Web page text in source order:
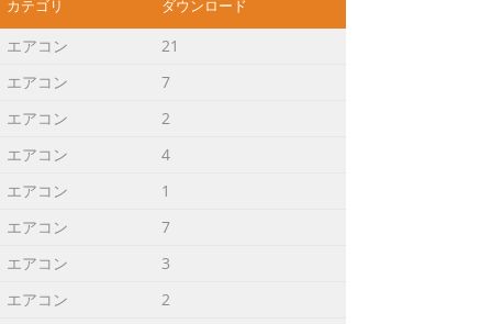
Tutorial, die jeweils neuesten
カテゴリ ダウンロード
エアコン
21
エアコン
7
エアコン
2
エアコン
4
エアコン
1
エアコン
7
エアコン
3
エアコン
2